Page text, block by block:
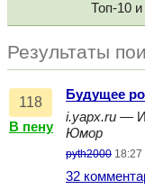
Топ-10
Результаты
118
В пену
Будущее
i.yapx.ru —
Юмор
pyth2000 18:27
32